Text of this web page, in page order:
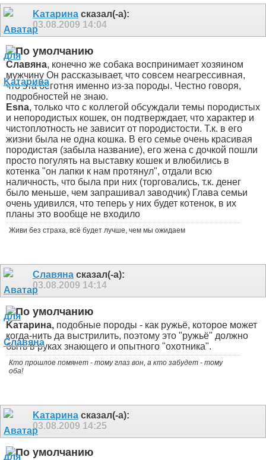
Kатарина сказал(-а):
03.08.2009 14:04
Славяна, конечно же собака воспринимает хозяином
мужчину Он рассказывает, что совсем неагрессивная,
что эта беготня именно из-за породы. Честно говоря,
подробностей не знаю.
Esna, только что с коллегой обсуждали темы породистых
и непородистых кошек, он подтверждает, что характер и
чистоплотность не зависит от породистости. Т.к. в его
жизни была не одна кошка. В его семье очень красивая
породистая (забыла название), его жена с дочкой пошли
просто погулять на выставку кошек и влюбились в
котенка "он лапки к нам протянул", отдали всю
наличность, что была при них (торговались, т.к. денег
было меньше, чем запрашивал заводчик) Глава семьи
очень удивился, что теперь у них будет котенок, в их
планы это вообще не входило
Живи без страха, всё будет лучше, чем мы ожидаем
Славяна сказал(-а):
03.08.2009 14:14
Kатарина, подобные породы - как ружьё, которое может
когда-нить да выстрилить, поэтому это "ружьё" должно
быть в руках знающего и опытного "охотника".
Кто прошлое помянет - тому глаз вон, а кто забудет - тому
оба!
Kатарина сказал(-а):
03.08.2009 14:25